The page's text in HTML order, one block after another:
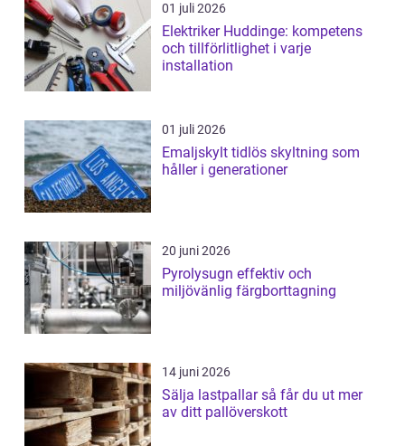
01 juli 2026
Elektriker Huddinge: kompetens
och tillförlitlighet i varje
installation
01 juli 2026
Emaljskylt tidlös skyltning som
håller i generationer
20 juni 2026
Pyrolysugn effektiv och
miljövänlig färgborttagning
14 juni 2026
Sälja lastpallar så får du ut mer
av ditt pallöverskott